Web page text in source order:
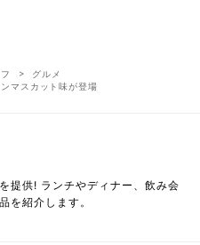
グルメ
マスカット味が登場
提供! ランチやディナー、飲み会
を紹介します。